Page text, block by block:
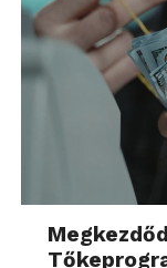
A középső
ajánljuk az